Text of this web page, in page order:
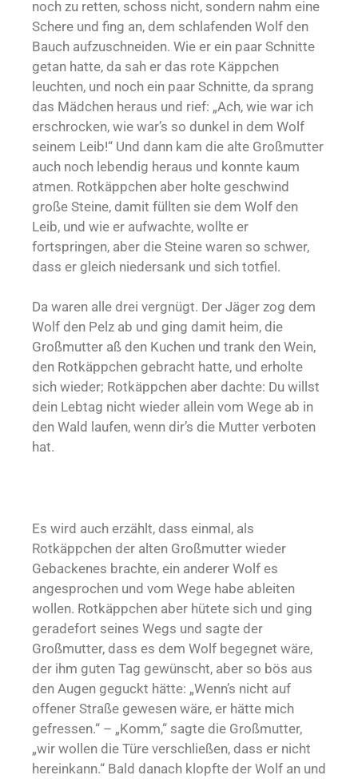
noch zu retten, schoss nicht, sondern nahm eine
Schere und fing an, dem schlafenden Wolf den
Bauch aufzuschneiden. Wie er ein paar Schnitte
getan hatte, da sah er das rote Käppchen
leuchten, und noch ein paar Schnitte, da sprang
das Mädchen heraus und rief: „Ach, wie war ich
erschrocken, wie war’s so dunkel in dem Wolf
seinem Leib!“ Und dann kam die alte Großmutter
auch noch lebendig heraus und konnte kaum
atmen. Rotkäppchen aber holte geschwind
große Steine, damit füllten sie dem Wolf den
Leib, und wie er aufwachte, wollte er
fortspringen, aber die Steine waren so schwer,
dass er gleich niedersank und sich totfiel.
Da waren alle drei vergnügt. Der Jäger zog dem
Wolf den Pelz ab und ging damit heim, die
Großmutter aß den Kuchen und trank den Wein,
den Rotkäppchen gebracht hatte, und erholte
sich wieder; Rotkäppchen aber dachte: Du willst
dein Lebtag nicht wieder allein vom Wege ab in
den Wald laufen, wenn dir’s die Mutter verboten
hat.
Es wird auch erzählt, dass einmal, als
Rotkäppchen der alten Großmutter wieder
Gebackenes brachte, ein anderer Wolf es
angesprochen und vom Wege habe ableiten
wollen. Rotkäppchen aber hütete sich und ging
geradefort seines Wegs und sagte der
Großmutter, dass es dem Wolf begegnet wäre,
der ihm guten Tag gewünscht, aber so bös aus
den Augen geguckt hätte: „Wenn’s nicht auf
offener Straße gewesen wäre, er hätte mich
gefressen.“ – „Komm,“ sagte die Großmutter,
„wir wollen die Türe verschließen, dass er nicht
hereinkann.“ Bald danach klopfte der Wolf an und